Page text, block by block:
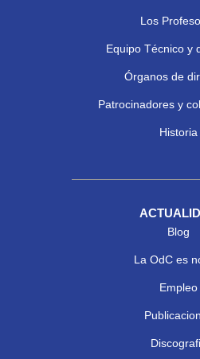
Los
Equipo Técnico y
Órganos de
Patrocinadores y
Historia
Blog
La OdC es
Empleo